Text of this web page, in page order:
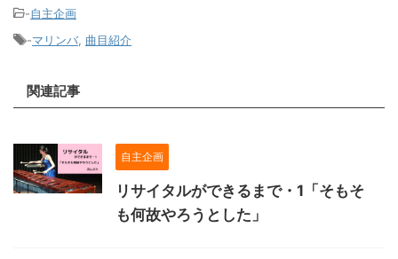
-自主企画
-マリンバ 曲目紹介
関連記事
自主企画
リサイタルができるまで・1「そもそ
も何故やろうとした」